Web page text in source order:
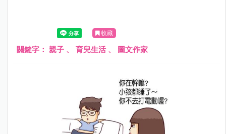
收藏
關鍵字： 親子 、 育兒生活、 圖文作家